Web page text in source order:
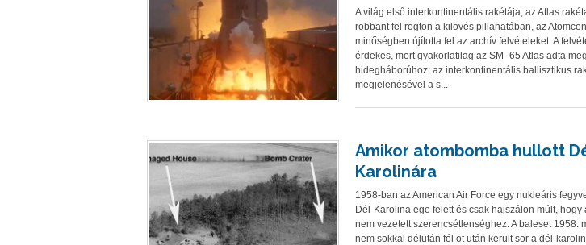
A világ első interkontinentális rakétája, az Atlas
robbant fel rögtön a kilövés pillanatában, az
minőségben újította fel az archív felvételeket. A
érdekes, mert gyakorlatilag az SM–65 Atlas adta
hidegháborúhoz: az interkontinentális ballisztikus
megjelenésével a s...
Amikor atombomba hullott
Karolinára
1958-ban az American Air Force egy nukleáris
Dél-Karolina ege felett és csak hajszálon múlt, hogy
nem vezetett szerencsétlenséghez. A baleset 1958.
nem sokkal délután fél öt után került sor a dél-